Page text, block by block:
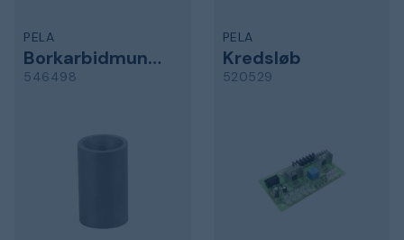
PELA
Borkarbidmundstykke
546498
PELA
Kredsløb
520529